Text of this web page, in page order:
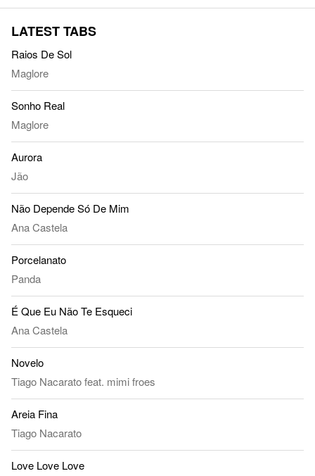
LATEST TABS
Raios De Sol
Maglore
Sonho Real
Maglore
Aurora
Jão
Não Depende Só De Mim
Ana Castela
Porcelanato
Panda
É Que Eu Não Te Esqueci
Ana Castela
Novelo
Tiago Nacaratofeat. mimi froes
Areia Fina
Tiago Nacarato
Love Love Love